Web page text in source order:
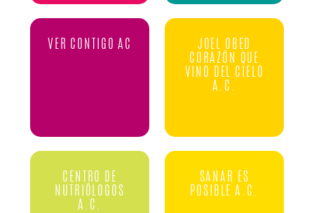
VER CONTIGO AC
JOEL OBED
CORAZÓN QUE
VINO DEL CIELO
A.C.
CENTRO DE
NUTRIÓLOGOS
A.C.
SANAR ES
POSIBLE A.C.